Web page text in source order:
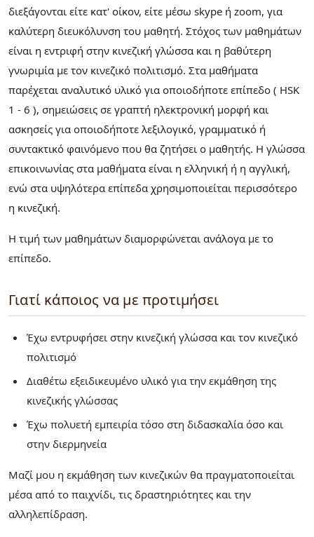
διεξάγονται είτε κατ' οίκον, είτε μέσω skype ή zoom, για
καλύτερη διευκόλυνση του μαθητή. Στόχος των μαθημάτων
είναι η εντριφή στην κινεζική γλώσσα και η βαθύτερη
γνωριμία με τον κινεζικό πολιτισμό. Στα μαθήματα
παρέχεται αναλυτικό υλικό για οποιοδήποτε επίπεδο ( HSK
1 - 6 ), σημειώσεις σε γραπτή ηλεκτρονική μορφή και
ασκησείς για οποιοδήποτε λεξιλογικό, γραμματικό ή
συντακτικό φαινόμενο που θα ζητήσει ο μαθητής. Η γλώσσα
επικοινωνίας στα μαθήματα είναι η ελληνική ή η αγγλική,
ενώ στα υψηλότερα επίπεδα χρησιμοποιείται περισσότερο
η κινεζική.
Η τιμή των μαθημάτων διαμορφώνεται ανάλογα με το
επίπεδο.
Γιατί κάποιος να με προτιμήσει
Έχω εντρυφήσει στην κινεζική γλώσσα και τον κινεζικό
πολιτισμό
Διαθέτω εξειδικευμένο υλικό για την εκμάθηση της
κινεζικής γλώσσας
Έχω πολυετή εμπειρία τόσο στη διδασκαλία όσο και
στην διερμηνεία
Μαζί μου η εκμάθηση των κινεζικών θα πραγματοποιείται
μέσα από το παιχνίδι, τις δραστηριότητες και την
αλληλεπίδραση.